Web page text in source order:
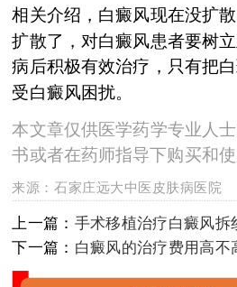
相关介绍，白癜风现在没扩
扩散了，对白癜风患者要树
病后积极有效治疗，只有把
受白癜风困扰。
本文章仅供医学药学专业人
书或者在药师指导下购买和使
来源：石家庄远大中医皮肤病医院
上一篇： 手术移植治疗白癜风拆
下一篇： 白癜风的治疗费用高不